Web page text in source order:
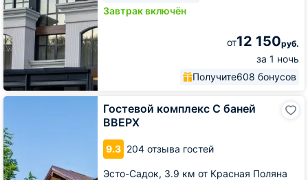
Завтрак включён
от12 150руб.
за 1 ночь
Получите608 бонусов
Гостевой комплекс С баней
ВВЕРХ
9.3 204 отзыва гостей
Эсто-Садок, 3.9 км от Красная Поляна
Гостевой
С
баней
ВВЕРХ